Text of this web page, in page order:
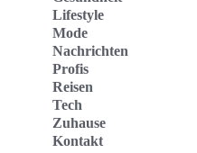
Lifestyle
Mode
Nachrichten
Profis
Reisen
Tech
Zuhause
Kontakt